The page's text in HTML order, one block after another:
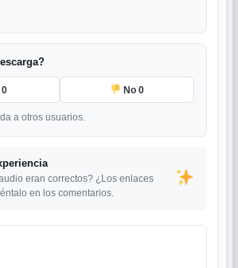
0 No 0
a otros usuarios.
eran correctos? ¿Los enlaces
en los comentarios.